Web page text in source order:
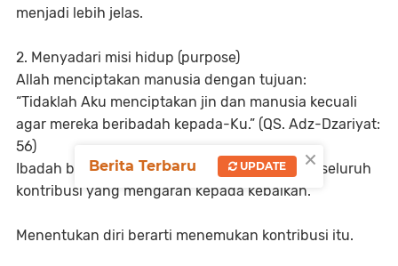
menjadi lebih jelas.
2. Menyadari misi hidup (purpose)
Allah menciptakan manusia dengan tujuan:
“Tidaklah Aku menciptakan jin dan manusia kecuali
agar mereka beribadah kepada-Ku.” (QS. Adz-Dzariyat:
56)
Ibadah bukan hanya shalat dan puasa, tetapi seluruh
kontribusi yang mengarah kepada kebaikan.
Menentukan diri berarti menemukan kontribusi itu.
×
Berita Terbaru UPDATE